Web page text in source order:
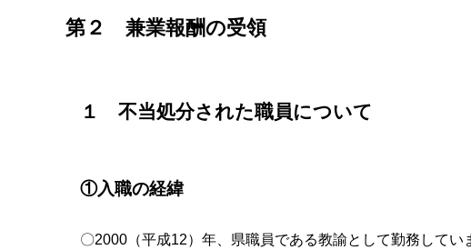
第２ 兼業報酬の受領
１ 不当処分された職員について
①入職の経緯
〇2000（平成12）年、県職員である教諭として勤務してい